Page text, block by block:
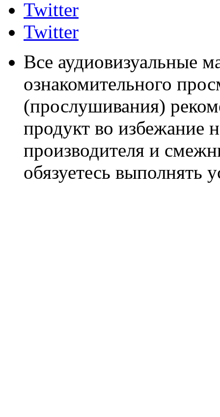
Twitter
Twitter
Все аудиовизуальные
ознакомительного
(прослушивания)
продукт во избежание
производителя и
обязуетесь выполнять